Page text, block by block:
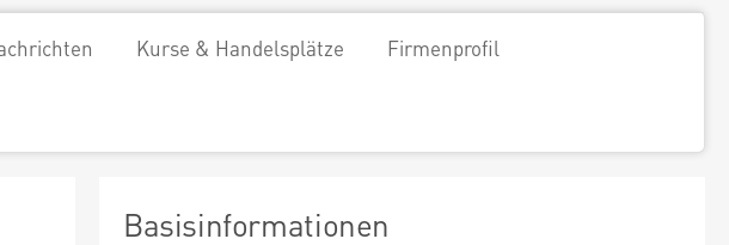
Kurse & Handelsplätze Firmenprofil
Basisinformationen